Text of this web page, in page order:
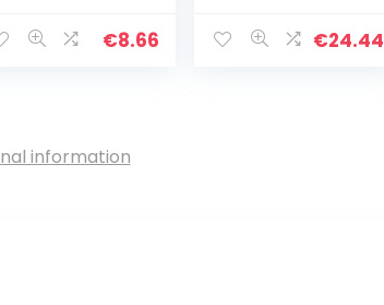
tot 11 kg
€8.66
Botanische €24.44
information